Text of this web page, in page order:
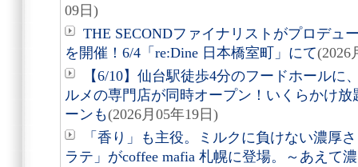
09日)
THE SECONDファイナリストがプロデュ
を開催！6/4「re:Dine 日本橋室町」にて(2026
【6/10】仙台駅徒歩4分のフードホール
ルメの専門店が同時オープン！いくらかけ
ーンも(2026月05年19日)
「香り」も主役。ミルクに負けない濃厚
ラテ」がcoffee mafia 札幌に登場。～あえて